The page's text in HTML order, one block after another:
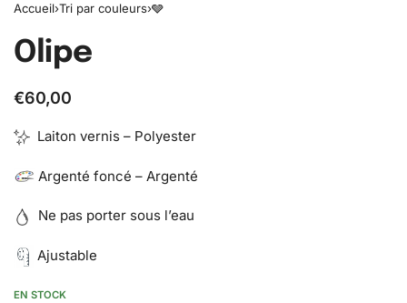
Accueil›Tri par couleurs›🩶
Olipe
€60,00
Laiton vernis – Polyester
Argenté foncé – Argenté
Ne pas porter sous l’eau
Ajustable
EN STOCK